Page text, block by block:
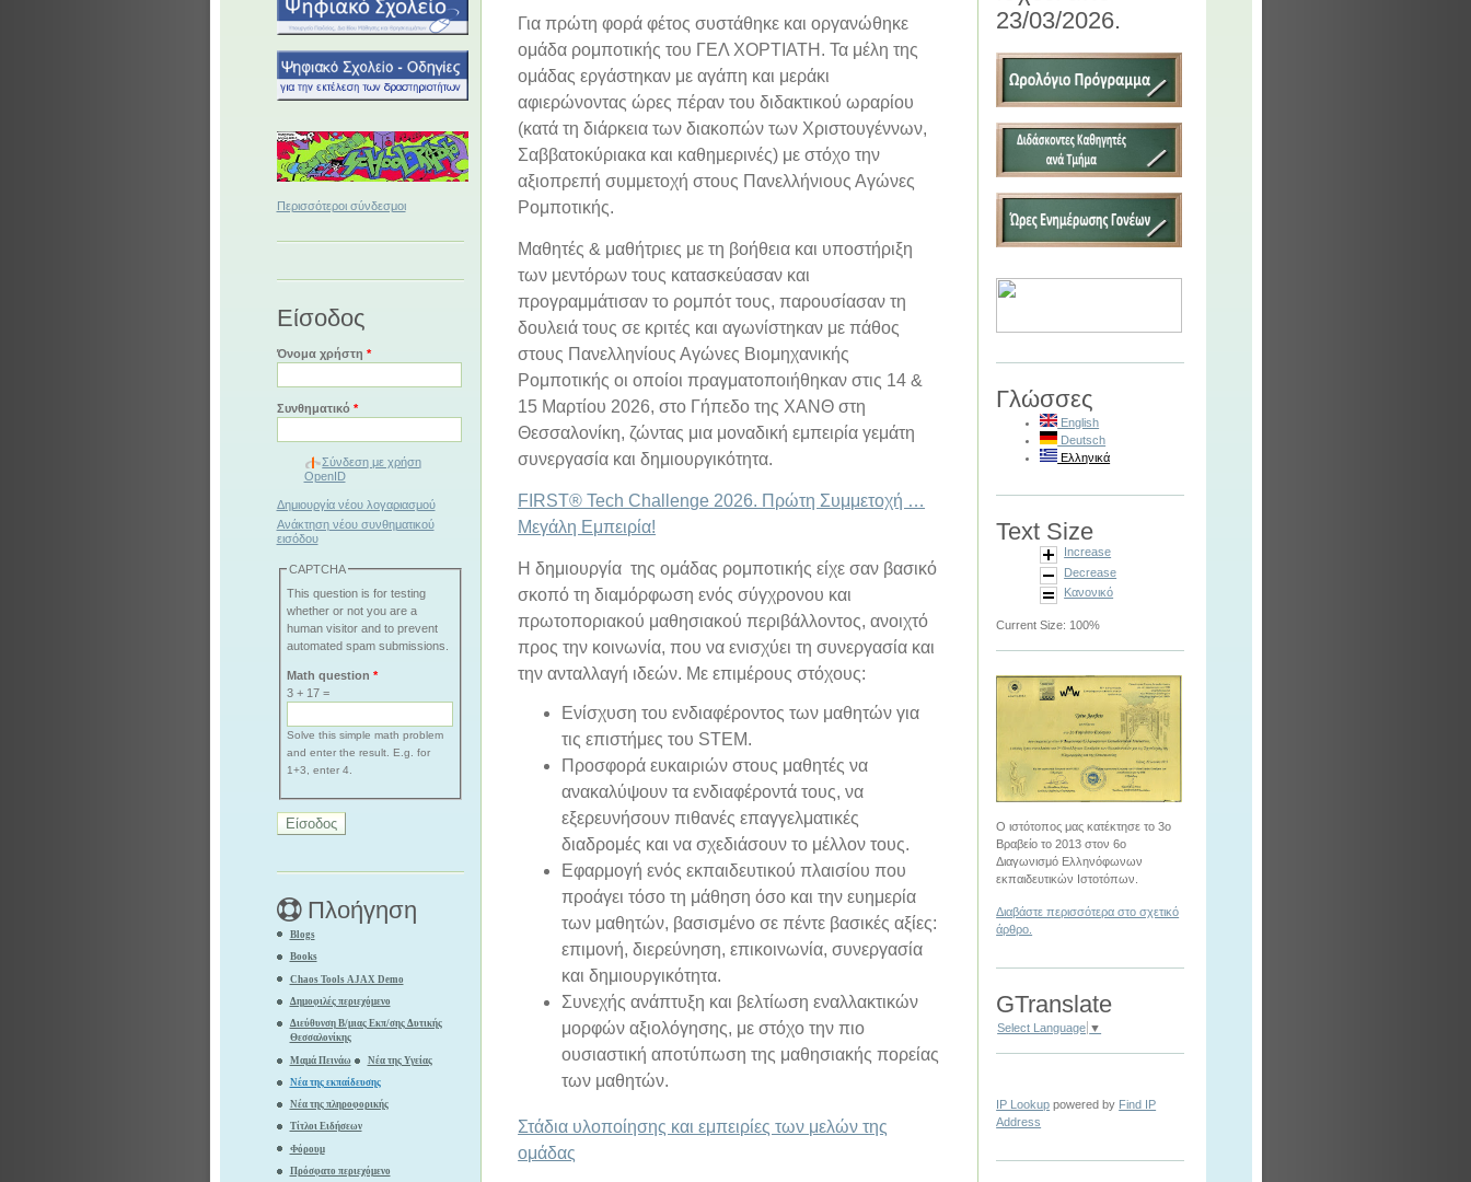
Περισσότεροι σύνδεσμοι
Είσοδος
Όνομα χρήστη *
Συνθηματικό *
Σύνδεση με χρήση
OpenID
Δημιουργία νέου λογαριασμού
Ανάκτηση νέου συνθηματικού
εισόδου
CAPTCHA
This question is for testing
whether or not you are a
human visitor and to prevent
automated spam submissions.
Math question*
3 + 17 =
Solve this simple math problem
and enter the result. E.g. for
1+3, enter 4.
Πλοήγηση
Blogs
Books
Chaos Tools AJAX Demo
Δημοφιλές περιεχόμενο
Διεύθυνση Β/μιας Εκπ/σης Δυτικής
Θεσσαλονίκης
Μαμά Πεινάω
Νέα της Υγείας
Νέα της εκπαίδευσης
Νέα της πληροφορικής
Τίτλοι Ειδήσεων
Φόρουμ
Πρόσφατο περιεχόμενο
Για πρώτη φορά φέτος συστάθηκε και οργανώθηκε
ομάδα ρομποτικής του ΓΕΛ ΧΟΡΤΙΑΤΗ. Τα μέλη της
ομάδας εργάστηκαν με αγάπη και μεράκι
αφιερώνοντας ώρες πέραν του διδακτικού ωραρίου
(κατά τη διάρκεια των διακοπών των Χριστουγέννων,
Σαββατοκύριακα και καθημερινές) με στόχο την
αξιοπρεπή συμμετοχή στους Πανελλήνιους Αγώνες
Ρομποτικής.
Μαθητές & μαθήτριες με τη βοήθεια και υποστήριξη
των μεντόρων τους κατασκεύασαν και
προγραμμάτισαν το ρομπότ τους, παρουσίασαν τη
δουλειά τους σε κριτές και αγωνίστηκαν με πάθος
στους Πανελληνίους Αγώνες Βιομηχανικής
Ρομποτικής οι οποίοι πραγματοποιήθηκαν στις 14 &
15 Μαρτίου 2026, στο Γήπεδο της ΧΑΝΘ στη
Θεσσαλονίκη, ζώντας μια μοναδική εμπειρία γεμάτη
συνεργασία και δημιουργικότητα.
FIRST® Tech Challenge 2026. Πρώτη Συμμετοχή …
Μεγάλη Εμπειρία!
Η δημιουργία της ομάδας ρομποτικής είχε σαν βασικό
σκοπό τη διαμόρφωση ενός σύγχρονου και
πρωτοποριακού μαθησιακού περιβάλλοντος, ανοιχτό
προς την κοινωνία, που να ενισχύει τη συνεργασία και
την ανταλλαγή ιδεών. Με επιμέρους στόχους:
Ενίσχυση του ενδιαφέροντος των μαθητών για
τις επιστήμες του STEM.
Προσφορά ευκαιριών στους μαθητές να
ανακαλύψουν τα ενδιαφέροντά τους, να
εξερευνήσουν πιθανές επαγγελματικές
διαδρομές και να σχεδιάσουν το μέλλον τους.
Εφαρμογή ενός εκπαιδευτικού πλαισίου που
προάγει τόσο τη μάθηση όσο και την ευημερία
των μαθητών, βασισμένο σε πέντε βασικές αξίες:
επιμονή, διερεύνηση, επικοινωνία, συνεργασία
και δημιουργικότητα.
Συνεχής ανάπτυξη και βελτίωση εναλλακτικών
μορφών αξιολόγησης, με στόχο την πιο
ουσιαστική αποτύπωση της μαθησιακής πορείας
των μαθητών.
Στάδια υλοποίησης και εμπειρίες των μελών της
ομάδας
23/03/2026.
Γλώσσες
English
Deutsch
Ελληνικά
Text Size
Increase
Decrease
Κανονικό
Current Size: 100%
Ο ιστότοπος μας κατέκτησε το 3ο
Βραβείο το 2013 στον 6ο
Διαγωνισμό Ελληνόφωνων
εκπαιδευτικών Ιστοτόπων.
Διαβάστε περισσότερα στο σχετικό
άρθρο.
GTranslate
Select Language ▼
IP Lookup powered by Find IP
Address